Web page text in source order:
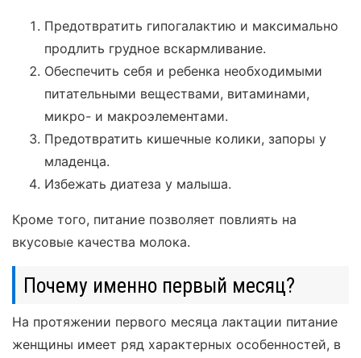
Предотвратить гипогалактию и максимально
продлить грудное вскармливание.
Обеспечить себя и ребенка необходимыми
питательными веществами, витаминами,
микро- и макроэлементами.
Предотвратить кишечные колики, запоры у
младенца.
Избежать диатеза у малыша.
Кроме того, питание позволяет повлиять на
вкусовые качества молока.
Почему именно первый месяц?
На протяжении первого месяца лактации питание
женщины имеет ряд характерных особенностей, в